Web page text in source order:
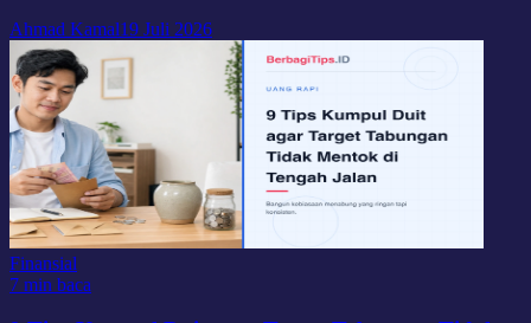
Ahmad Kamal19 Juli 2026
Finansial
7 min baca